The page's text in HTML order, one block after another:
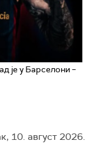
је у Барселони –
10. август 2026.